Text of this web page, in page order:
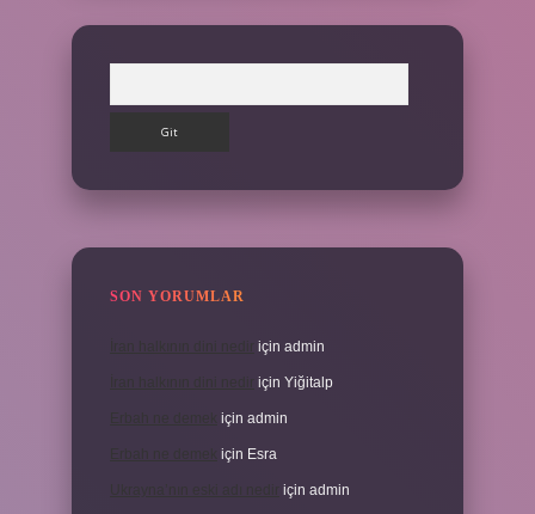
SON YORUMLAR
için admin
için Yiğitalp
için admin
için Esra
için admin